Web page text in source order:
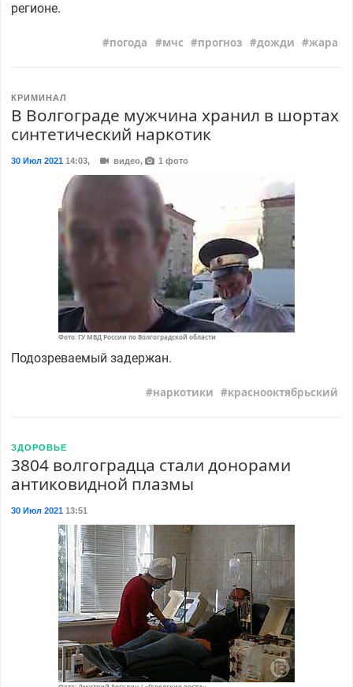
регионе.
погода мчс прогноз дожди жара
КРИМИНАЛ
В Волгограде мужчина хранил в шортах
синтетический наркотик
30 Июл 202114:03, видео, 1 фото
Фото: ГУ МВД России по Волгоградской области
Подозреваемый задержан.
наркотики краснооктябрьский
ЗДОРОВЬЕ
3804 волгоградца стали донорами
антиковидной плазмы
30 Июл 202113:51